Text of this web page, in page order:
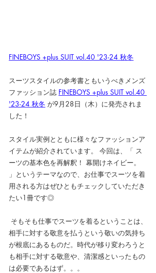
FINEBOYS +plus SUIT vol.40 '23-24 秋冬
スーツスタイルの参考書ともいうべきメンズ
ファッション誌 FINEBOYS +plus SUIT vol.40
'23-24 秋冬 が9月28日（木）に発売されま
した！
スタイル実例とともに様々なファッションア
イテムが紹介されています。
今回は、「 ス
ーツの基本色を再解釈！ 幕開けネイビー。
」というテーマなので、お仕事でスーツを着
用される方はぜひともチェックしていただき
たい1冊です◎
相手に対する敬意を払うという敬いの気持ち
が根底にあるものだ。時代が移り変わろうと
も相手に対する敬意や、清潔感といったもの
は必要であるはず。。。